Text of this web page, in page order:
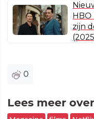
HBO
zijn
0
Lees meer